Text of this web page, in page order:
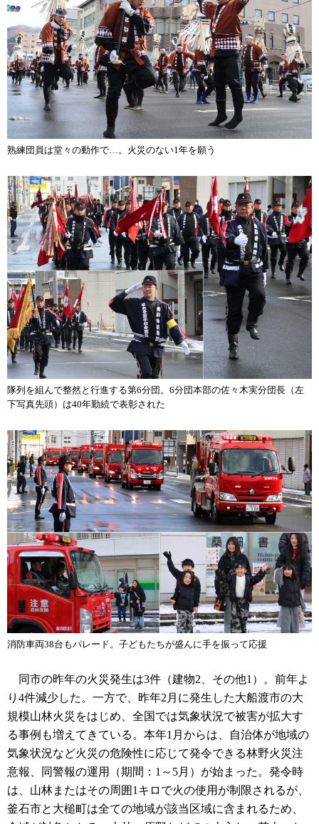
熟練団員は堂々の動作で…。火災のない1年を願う
隊列を組んで整然と行進する第6分団。6分団本部の佐々木実分団長（左
下写真先頭）は40年勤続で表彰された
消防車両38台もパレード。子どもたちが盛んに手を振って応援
同市の昨年の火災発生は3件（建物2、その他1）。前年よ
り4件減少した。一方で、昨年2月に発生した大船渡市の大
規模山林火災をはじめ、全国では気象状況で被害が拡大す
る事例も増えてきている。本年1月からは、自治体が地域の
気象状況など火災の危険性に応じて発令できる林野火災注
意報、同警報の運用（期間：1～5月）が始まった。発令時
は、山林またはその周囲1キロで火の使用が制限されるが、
釜石市と大槌町は全ての地域が該当区域に含まれるため、